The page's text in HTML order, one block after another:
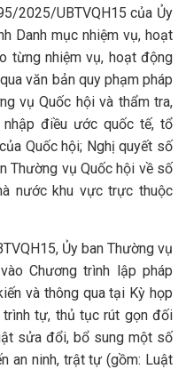
2025/UBTVQH15 của Ủy
Danh mục nhiệm vụ, hoạt
từng nhiệm vụ, hoạt động
văn bản quy phạm pháp
vụ Quốc hội và thẩm tra,
điều ước quốc tế, tổ
Quốc hội; Nghị quyết số
Thường vụ Quốc hội về số
nước khu vực trực thuộc
Ủy ban Thường vụ
Chương trình lập pháp
và thông qua tại Kỳ họp
tự, thủ tục rút gọn đối
sửa đổi, bổ sung một số
an ninh, trật tự (gồm: Luật